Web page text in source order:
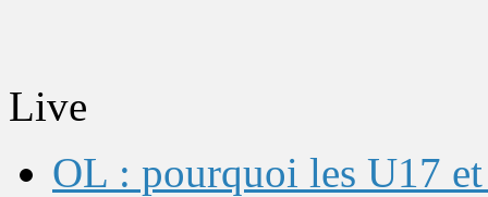
Live
OL : pourquoi les U17